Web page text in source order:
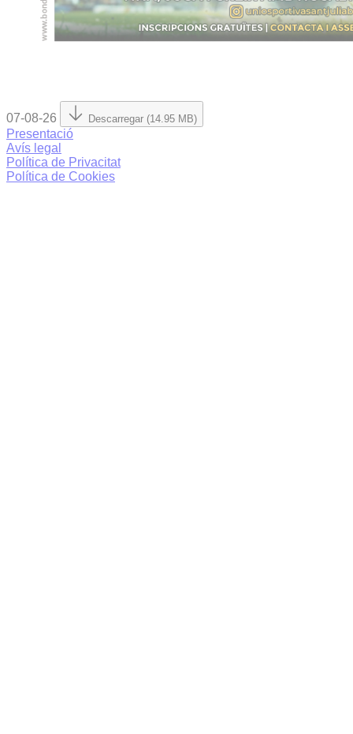
07-08-26 Descarregar (14.95 MB)
Presentació
Avís legal
Política de Privacitat
Política de Cookies